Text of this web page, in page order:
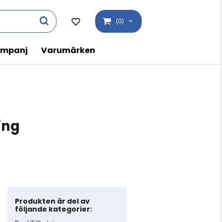
(0)
Varumärken
Produkten är del av
följande kategorier: